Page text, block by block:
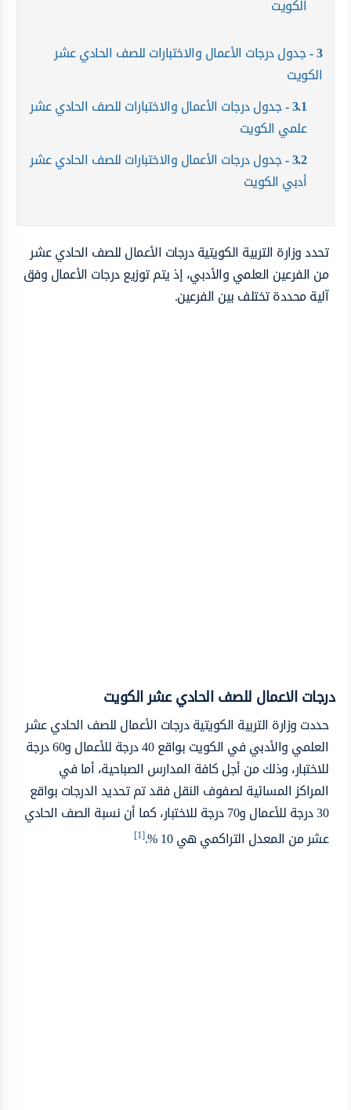
الكويت
3 جدول درجات الأعمال والاختبارات للصف الحادي عشر
الكويت
3.1 جدول درجات الأعمال والاختبارات للصف الحادي عشر
علمي الكويت
3.2 جدول درجات الأعمال والاختبارات للصف الحادي عشر
أدبي الكويت
تحدد وزارة التربية الكويتية درجات الأعمال للصف الحادي عشر
من الفرعين العلمي والأدبي، إذ يتم توزيع درجات الأعمال وفق
آلية محددة تختلف بين الفرعين.
درجات الاعمال للصف الحادي عشر الكويت
حددت وزارة التربية الكويتية درجات الأعمال للصف الحادي عشر
العلمي والأدبي في الكويت بواقع 40 درجة للأعمال و60 درجة
للاختبار، وذلك من أجل كافة المدارس الصباحية، أما في
المراكز المسائية لصفوف النقل فقد تم تحديد الدرجات بواقع
30 درجة للأعمال و70 درجة للاختبار، كما أن نسبة الصف الحادي
عشر من المعدل التراكمي هي 10 %.
[1]